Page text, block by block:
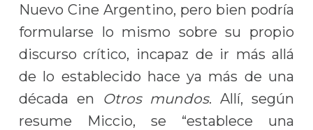
Nuevo Cine Argentino, pero bien podría
formularse lo mismo sobre su propio
discurso crítico, incapaz de ir más allá
de lo establecido hace ya más de una
década en
Otros mundos. Allí, según
resume Miccio, se “establece una